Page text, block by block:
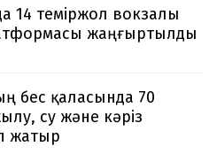
14 теміржол вокзалы
жаңғыртылды
бес қаласында 70
су және кәріз
жатыр